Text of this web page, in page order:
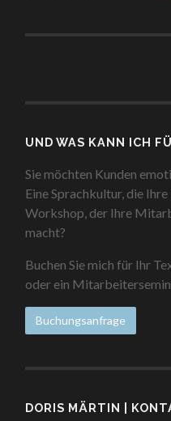
UND WAS KANN ICH
Sie möchten Kunden
Eine Sprachkultur, die
Workshop, der Ihre
macht?
Buchen Sie mich für Ihr
oder ein
Buchungsanfrage
DORIS MÄRTIN |